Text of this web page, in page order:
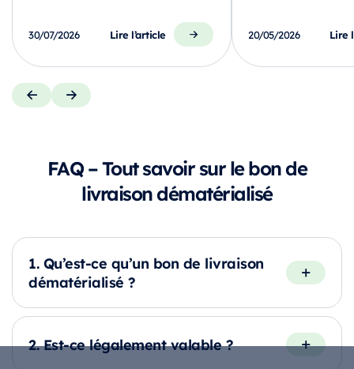
30/07/2026 Lire l’article 20/05/2026 Lire
FAQ – Tout savoir sur le bon de
livraison dématérialisé
1. Qu’est-ce qu’un bon de livraison
dématérialisé ?
2. Est-ce légalement valable ?